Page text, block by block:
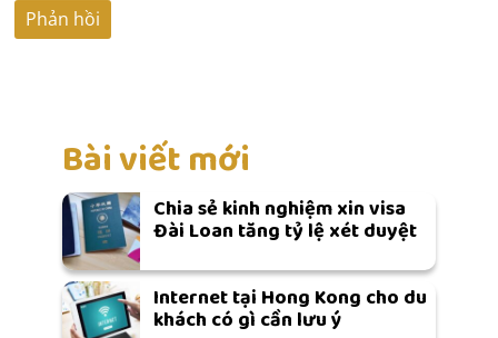
Bài viết mới
Chia sẻ kinh nghiệm xin visa
Đài Loan tăng tỷ lệ xét duyệt
Internet tại Hong Kong cho du
khách có gì cần lưu ý